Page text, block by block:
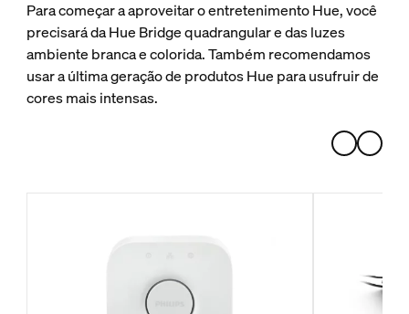
Para começar a aproveitar o entretenimento Hue, você
precisará da Hue Bridge quadrangular e das luzes
ambiente branca e colorida. Também recomendamos
usar a última geração de produtos Hue para usufruir de
cores mais intensas.